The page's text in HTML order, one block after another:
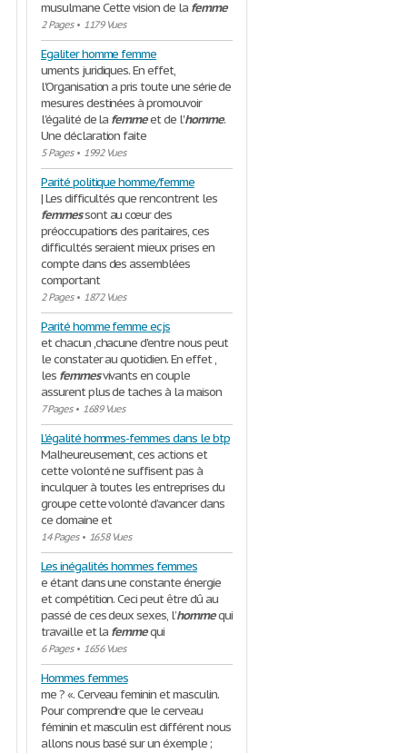
musulmane Cette vision de la femme
2 Pages• 1179 Vues
Egaliter homme femme
uments juridiques. En effet,
l'Organisation a pris toute une série de
mesures destinées à promouvoir
l'égalité de la femmeet de l'homme.
Une déclaration faite
5 Pages• 1992 Vues
Parité politique homme/femme
| Les difficultés que rencontrent les
femmessont au cœur des
préoccupations des paritaires, ces
difficultés seraient mieux prises en
compte dans des assemblées
comportant
2 Pages• 1872 Vues
Parité homme femme ecjs
et chacun ,chacune d'entre nous peut
le constater au quotidien. En effet ,
les femmesvivants en couple
assurent plus de taches à la maison
7 Pages• 1689 Vues
L'égalité hommes-femmes dans le btp
Malheureusement, ces actions et
cette volonté ne suffisent pas à
inculquer à toutes les entreprises du
groupe cette volonté d’avancer dans
ce domaine et
14 Pages• 1658 Vues
Les inégalités hommes femmes
e étant dans une constante énergie
et compétition. Ceci peut être dû au
passé de ces deux sexes, l’hommequi
travaille et la femmequi
6 Pages• 1656 Vues
Hommes femmes
me ? «. Cerveau feminin et masculin.
Pour comprendre que le cerveau
féminin et masculin est différent nous
allons nous basé sur un éxemple ;